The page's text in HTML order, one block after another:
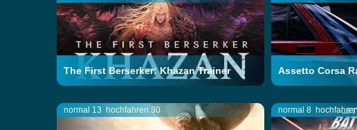
The First Berserker: Khazan Trainer Assetto Corsa
normal 13 hochfahren 30 normal 8